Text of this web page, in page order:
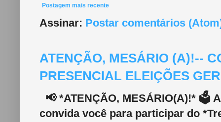
Postagem mais recente
Assinar: Postar comentários
ATENÇÃO, MESÁRIO (A)!--
PRESENCIAL ELEIÇÕES
📢 *ATENÇÃO, MESÁRIO(A)!* 🗳️
convida você para participar do